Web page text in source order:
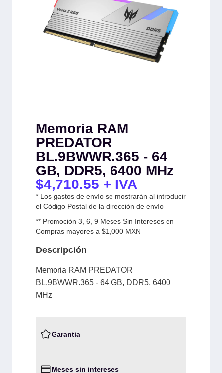
Memoria RAM
PREDATOR
BL.9BWWR.365 - 64
GB, DDR5, 6400 MHz
$4,710.55 + IVA
* Los gastos de envío se mostrarán al introducir
el Código Postal de la dirección de envío
** Promoción 3, 6, 9 Meses Sin Intereses en
Compras mayores a $1,000 MXN
Descripción
Memoria RAM PREDATOR
BL.9BWWR.365 - 64 GB, DDR5, 6400
MHz
Garantia
Meses sin intereses